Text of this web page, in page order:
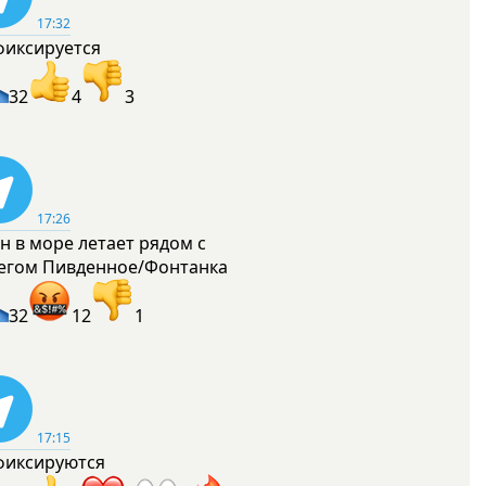
17:32
32 4 3
17:26
в море летает рядом с
Пивденное/Фонтанка
32 12 1
17:15